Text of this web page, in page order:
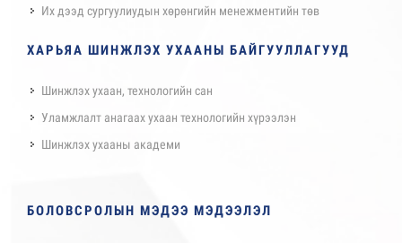
Их дээд сургуулиудын хөрөнгийн менежментийн төв
ХАРЬЯА ШИНЖЛЭХ УХААНЫ БАЙГУУЛЛАГУУД
Шинжлэх ухаан, технологийн сан
Уламжлалт анагаах ухаан технологийн хүрээлэн
Шинжлэх ухааны академи
БОЛОВСРОЛЫН МЭДЭЭ МЭДЭЭЛЭЛ